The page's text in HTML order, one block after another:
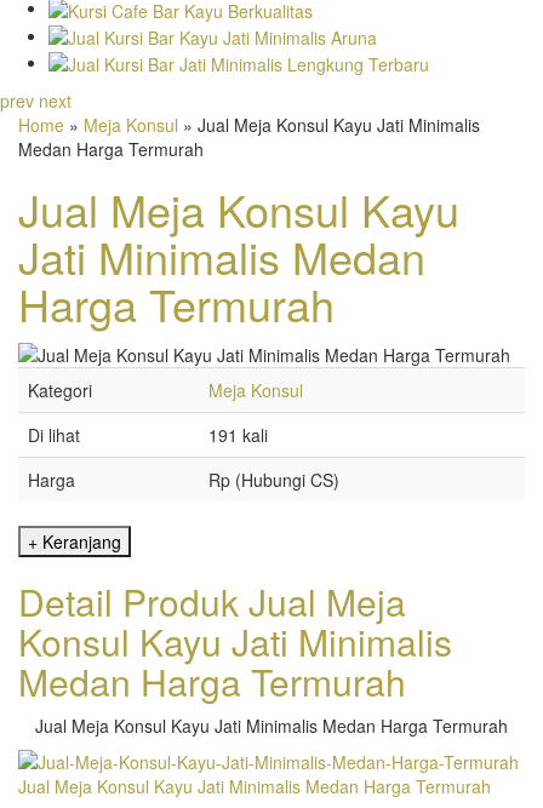
prev next
Home » Meja Konsul » Jual Meja Konsul Kayu Jati Minimalis
Medan Harga Termurah
Jual Meja Konsul Kayu
Jati Minimalis Medan
Harga Termurah
Kategori
Meja Konsul
Di lihat
191 kali
Harga
Rp (Hubungi CS)
Detail Produk Jual Meja
Konsul Kayu Jati Minimalis
Medan Harga Termurah
Jual Meja Konsul Kayu Jati Minimalis Medan Harga Termurah